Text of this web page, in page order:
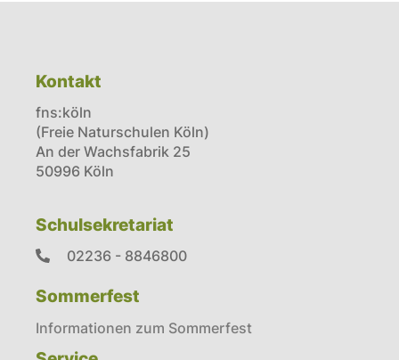
Kontakt
fns:köln
(Freie Naturschulen Köln)
An der Wachsfabrik 25
50996 Köln
Schulsekretariat
02236 - 8846800
Sommerfest
Informationen zum Sommerfest